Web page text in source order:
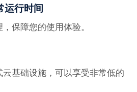
运行时间
保障您的使用体验。
云基础设施，可以享受非常低的